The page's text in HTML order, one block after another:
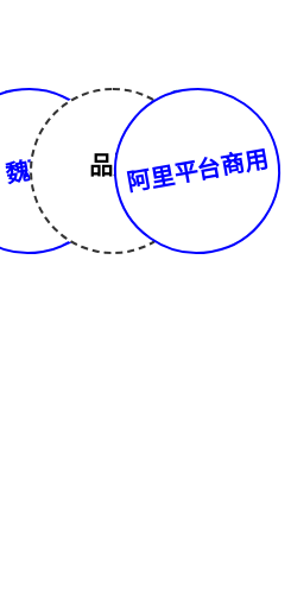
魏碑 品牌阿里平台商用